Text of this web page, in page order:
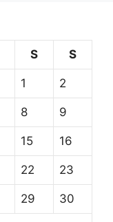
S S
1 2
8 9
15 16
22 23
29 30